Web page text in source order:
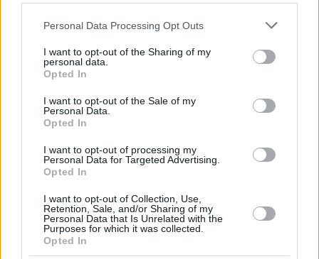
Please note that this website/app uses one or more Google
not limited to your visit or usage behaviour. You may click to
grant or deny consent to Google and its third-party tags to
use your data for below specified purposes in below Google
consent section.
Personal Data Processing Opt Outs
I want to opt-out of the Sharing of my
personal data.
Opted In
I want to opt-out of the Sale of my
Personal Data.
Opted In
I want to opt-out of processing my
Personal Data for Targeted Advertising.
Opted In
I want to opt-out of Collection, Use,
Retention, Sale, and/or Sharing of my
Personal Data that Is Unrelated with the
Purposes for which it was collected.
Opted In